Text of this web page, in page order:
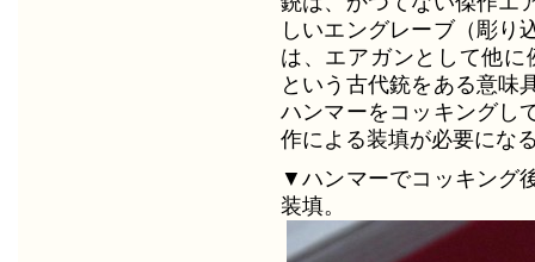
しいエングレーブ（彫り
は、エアガンとして他
という古代銃をある意味
ハンマーをコッキングし
作による装填が必要にな
▼ハンマーでコッキング
装填。